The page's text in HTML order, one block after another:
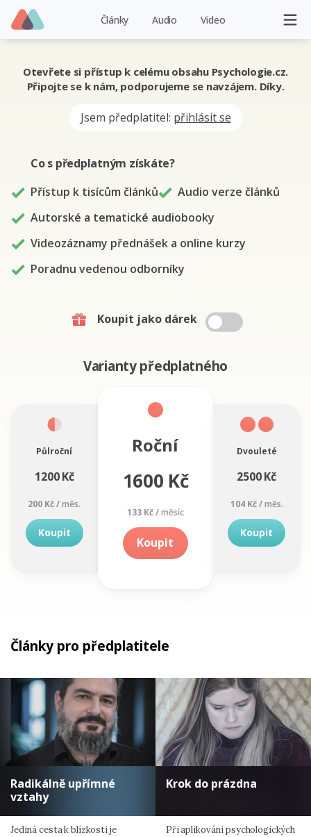
Články Audio Video
Otevřete si přístup k celému obsahu Psychologie.cz.
Připojte se k nám, podporujeme se navzájem. Díky.
Jsem předplatitel: přihlásit se
Co s předplatným získáte?
Přístup k tisícům článků
Audio verze článků
Autorské a tematické audiobooky
Videozáznamy přednášek a online kurzy
Poradnu vedenou odborníky
Koupit jako dárek
Varianty předplatného
Půlroční
1200 Kč
200 Kč /měs.
Koupit
Roční
1600 Kč
133 Kč /měsíc
Koupit
Dvouleté
2500 Kč
104 Kč /měs.
Koupit
Články pro předplatitele
Radikálně upřímné
vztahy
Jediná cesta k blízkosti je
Krok do prázdna
Při aplikování psychologických